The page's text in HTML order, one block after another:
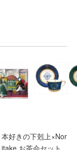
本好きの下剋上×Nor
itake お茶会セット